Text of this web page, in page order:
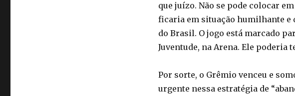
que juízo. Não se pode colocar
ficaria em situação humilhante e
do Brasil. O jogo está marcado
Juventude, na Arena. Ele poderia
Por sorte, o Grêmio venceu e
urgente nessa estratégia de